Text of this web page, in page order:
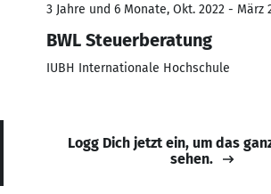
3 Jahre und 6 Monate, Okt. 2022 - März
BWL Steuerberatung
IUBH Internationale Hochschule
Logg Dich jetzt ein, um das
sehen.